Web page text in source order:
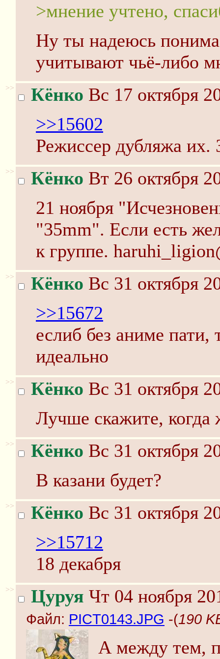
>мнение учтено,
Ну ты надеюсь
учитывают чьё-либо
>> Кёнко Вс 17 октября
>>15602
Режиссер дубляжа их.
>> Кёнко Вт 26 октября
21 ноября
"35mm". Если есть
к группе.
>> Кёнко Вс 31 октября
>>15672
еслиб без аниме
идеально
>> Кёнко Вс 31 октября
Лучше скажите, когда
>> Кёнко Вс 31 октября
В казани будет?
>> Кёнко Вс 31 октября
>>15712
18 декабря
>> Цуруя Чт 04 ноября
Файл: PICT0143.JPG -(190
А между тем,